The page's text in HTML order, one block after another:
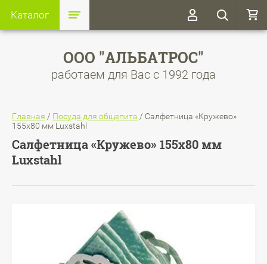
Каталог
ООО "АЛЬБАТРОС"
работаем для Вас с 1992 года
Главная / Посуда для общепита / Салфетница «Кружево»
155х80 мм Luxstahl
Салфетница «Кружево» 155х80 мм
Luxstahl